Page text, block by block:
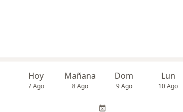
Hoy
7 Ago
Mañana
8 Ago
Dom
9 Ago
Lun
10 Ago